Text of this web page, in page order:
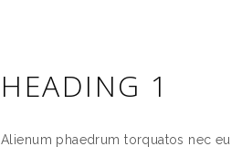
HEADING 1
Alienum phaedrum torquatos nec